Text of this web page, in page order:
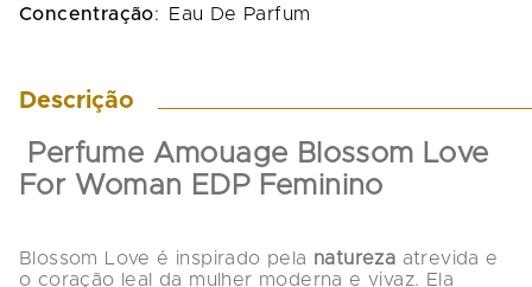
Concentração: Eau De Parfum
Descrição
For Woman EDP Feminino
Blossom Love é inspirado pela natureza atrevida e
o coração leal da mulher moderna e vivaz. Ela